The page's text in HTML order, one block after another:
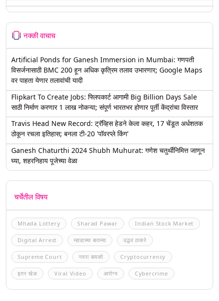
नक्की वाचाच
Artificial Ponds for Ganesh Immersion in Mumbai: गणपती
विसर्जनासाठी BMC 200 हून अधिक कृत्रिम तलाव उभारणार; Google Maps
वर पाहता येणार तलावांची यादी
Flipkart To Create Jobs: फ्लिपकार्ट आगामी Big Billion Days Sale
साठी निर्माण करणार 1 लाख नोकऱ्या; संपूर्ण भारतभर होणार पूर्ती केंद्रांचा विस्तार
Travis Head New Record: ट्रॅव्हिस हेडने केला कहर, 17 चेंडूत अर्धशतक
ठोकून रचला इतिहास; बनला टी-20 'पॉवरप्ले किंग'
Ganesh Chaturthi 2024 Shubh Muhurat: गणेश चतुर्थीनिमित्त जाणून
घ्या, शहरनिहाय पूजेच्या वेळा
चर्चेतील विषय
Mhada Lottery Sharad Pawar Indian Stock Market
Digital Arrest म्हाडाच्या बातम्या उद्धव ठाकरे
Supreme Court नवरा बायको Cryptocurrency
इतर खेळ Viral Video आरोग्य Cybercrime